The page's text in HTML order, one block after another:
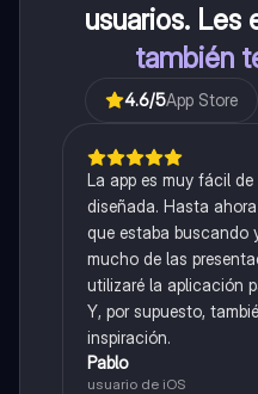
usuarios.
también
4.6/5App Store
La app es muy fácil
diseñada. Hasta
que estaba buscando
mucho de las
utilizaré la aplicación
Y, por supuesto,
inspiración.
Pablo
usuario de iOS